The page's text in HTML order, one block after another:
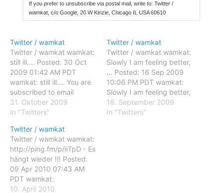
If you prefer to unsubscribe via postal mail, write to: Twitter /
wamkat, c/o Google, 20 W Kinzie, Chicago IL USA 60610
Twitter / wamkat
Twitter / wamkat wamkat:
still ill.... Posted: 30 Oct
2009 01:42 AM PDT
wamkat: still ill.... You are
subscribed to email
updates from Twitter /
wamkat To stop receiving
unsubscribe now. Email
delivery powered by
Google Google Inc., 20
West Kinzie, Chicago IL
USA 60610
31. Oktober 2009
In "Twitters"
Twitter / wamkat
Twitter / wamkat wamkat:
Slowly I am feeling better,
... Posted: 16 Sep 2009
10:06 PM PDT wamkat:
Slowly I am feeling better,
... You are subscribed to
email updates from
18. September 2009
In "Twitters"
Twitter / wamkat
Twitter / wamkat wamkat:
http://ping.fm/p/iiTpD - Es
hängt wieder !!! Posted:
09 Apr 2010 07:43 AM
PDT wamkat:
http://ping.fm/p/iiTpD - Es
10. April 2010